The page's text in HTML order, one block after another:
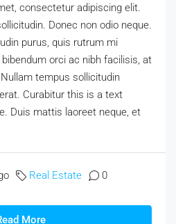
consectetur adipiscing elit.
Donec non odio neque.
purus, quis rutrum mi
orci ac nibh facilisis, at
tempus sollicitudin
Curabitur this is a text
Duis mattis laoreet neque, et
Real Estate 0
More